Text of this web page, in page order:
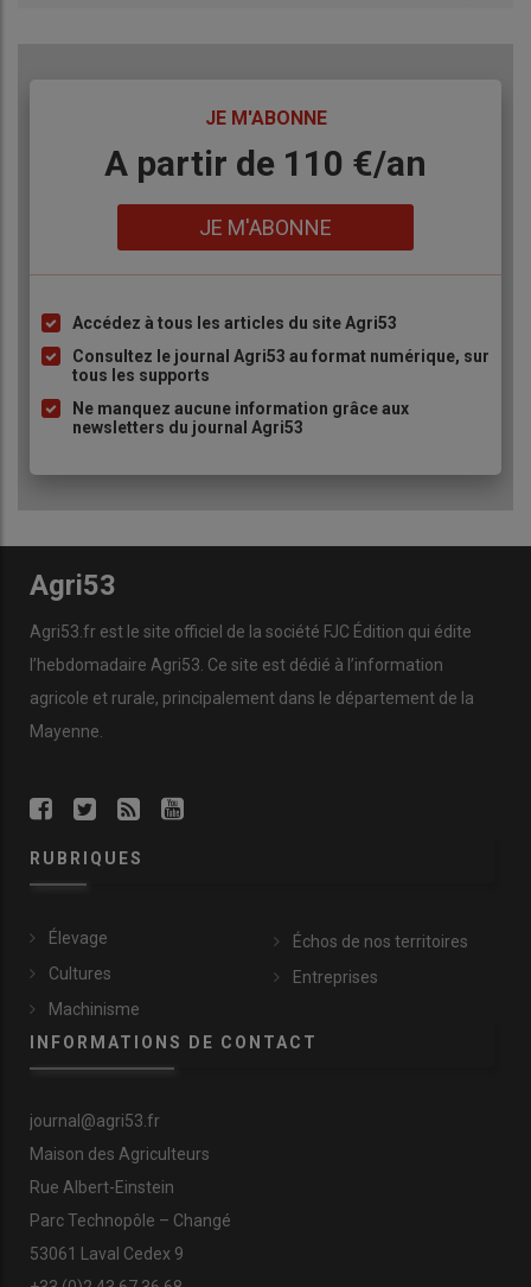
JE M'ABONNE
BodyA partir de 110 €/an
JE M'ABONNE
Liste
à
puce
Accédez à tous les articles du site Agri53
Consultez le journal Agri53 au format numérique, sur
tous les supports
Ne manquez aucune information grâce aux
newsletters du journal Agri53
Agri53
Agri53.fr est le site officiel de la société FJC Édition qui édite
l’hebdomadaire Agri53. Ce site est dédié à l’information
agricole et rurale, principalement dans le département de la
Mayenne.
RUBRIQUES
Élevage
Cultures
Machinisme
Échos de nos territoires
Entreprises
INFORMATIONS DE CONTACT
journal@agri53.fr
Maison des Agriculteurs
Rue Albert-Einstein
Parc Technopôle – Changé
53061 Laval Cedex 9